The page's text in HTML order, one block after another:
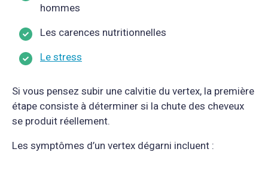
hommes
Les carences nutritionnelles
Le stress
Si vous pensez subir une calvitie du vertex, la première
étape consiste à déterminer si la chute des cheveux
se produit réellement.
Les symptômes d’un vertex dégarni incluent :